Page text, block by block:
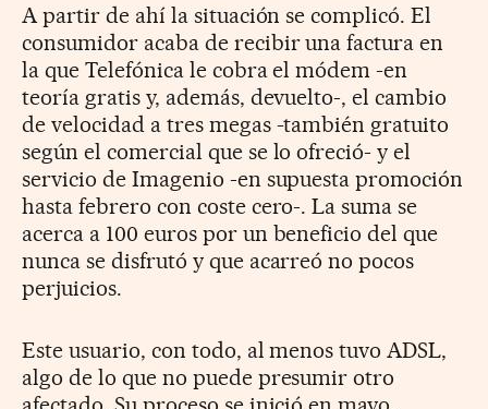
A partir de ahí la situación se complicó. El
consumidor acaba de recibir una factura en
la que Telefónica le cobra el módem -en
teoría gratis y, además, devuelto-, el cambio
de velocidad a tres megas -también gratuito
según el comercial que se lo ofreció- y el
servicio de Imagenio -en supuesta promoción
hasta febrero con coste cero-. La suma se
acerca a 100 euros por un beneficio del que
nunca se disfrutó y que acarreó no pocos
perjuicios.
Este usuario, con todo, al menos tuvo ADSL,
algo de lo que no puede presumir otro